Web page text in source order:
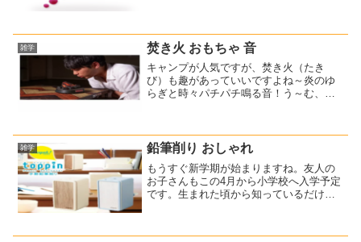
本に限らず海外YouTuberの動画を見るこ
ともありま...
雑学 焚き火 おもちゃ 音
キャンプが人気ですが、焚き火（たき
び）も趣があっていいですよね～炎のゆ
らぎと時々パチパチ鳴る音！う～む、良
なら通報されかねません(^-^;そんなこと
を思ったのが、この存...
雑学 鉛筆削り おしゃれ
もうすぐ新学期が始まりますね。友人の
お子さんもこの4月から小学校へ入学予定
です。生まれた頃から知っているだけ